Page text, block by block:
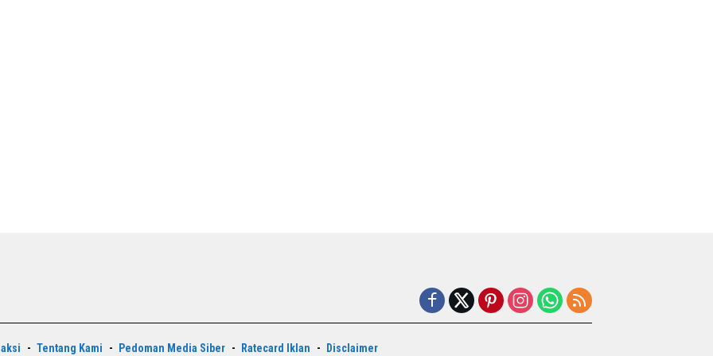
Tentang Kami Pedoman Media Siber Ratecard Iklan Disclaimer